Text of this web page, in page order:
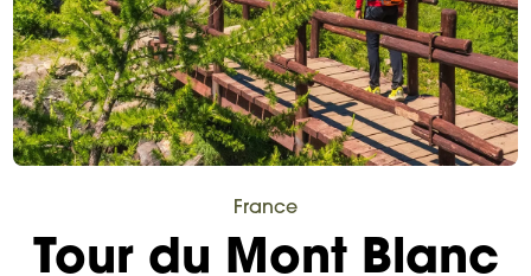
France
Tour du Mont Blanc